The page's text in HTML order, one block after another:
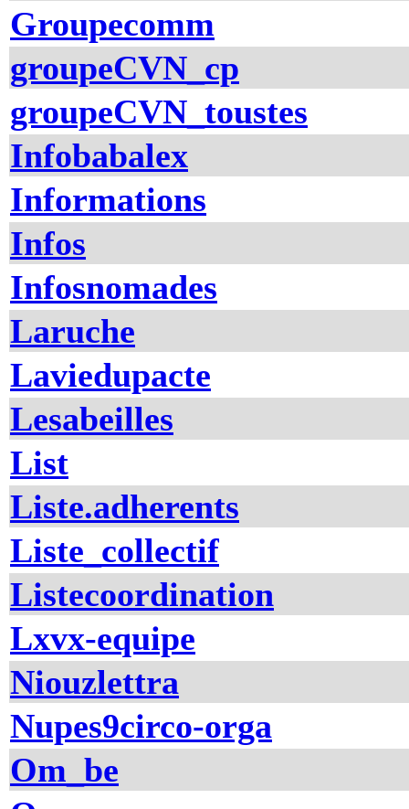
Groupecomm
groupeCVN_cp
groupeCVN_toustes
Infobabalex
Informations
Infos
Infosnomades
Laruche
Laviedupacte
Lesabeilles
List
Liste.adherents
Liste_collectif
Listecoordination
Lxvx-equipe
Niouzlettra
Nupes9circo-orga
Om_be